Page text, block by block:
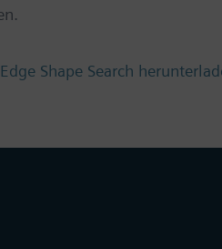
Shape Search